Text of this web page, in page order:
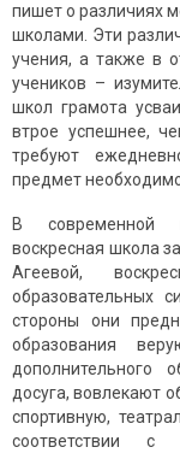
пишет о различиях
школами. Эти
учения, а также в
учеников –
школ грамота
втрое успешнее,
требуют
предмет
В современной
воскресная школа
Агеевой,
образовательных
стороны они
образования
дополнительного
досуга, вовлекают
спортивную,
соответствии с